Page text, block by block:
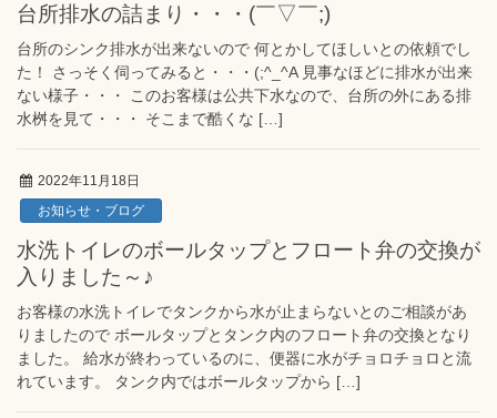
台所排水の詰まり・・・(￣▽￣;)
台所のシンク排水が出来ないので 何とかしてほしいとの依頼でし
た！ さっそく伺ってみると・・・(;^_^A 見事なほどに排水が出来
ない様子・・・ このお客様は公共下水なので、台所の外にある排
水桝を見て・・・ そこまで酷くな […]
2022年11月18日
お知らせ・ブログ
水洗トイレのボールタップとフロート弁の交換が
入りました～♪
お客様の水洗トイレでタンクから水が止まらないとのご相談があ
りましたので ボールタップとタンク内のフロート弁の交換となり
ました。 給水が終わっているのに、便器に水がチョロチョロと流
れています。 タンク内ではボールタップから […]